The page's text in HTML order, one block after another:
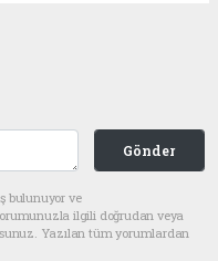
Gönder
bulunuyor ve
ilgili doğrudan veya
Yazılan tüm yorumlardan